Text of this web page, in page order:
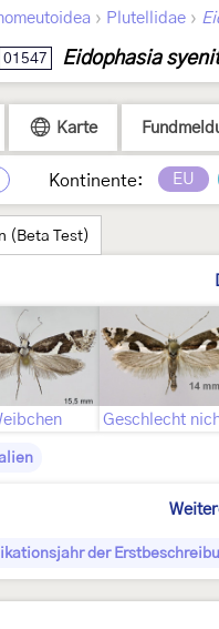
› Plutellidae ›
01547 Eidophasia
Karte
Kontinente: EU
(Beta Test)
der